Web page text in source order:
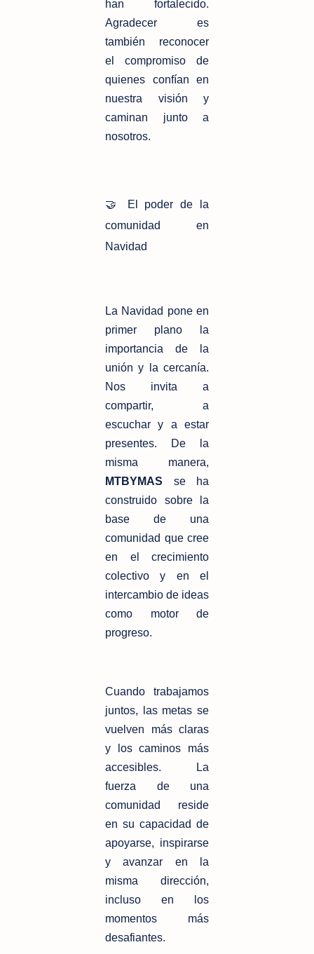
han fortalecido.
Agradecer es
también reconocer
el compromiso de
quienes confían en
nuestra visión y
caminan junto a
nosotros.
🤝 El poder de la
comunidad en
Navidad
La Navidad pone en
primer plano la
importancia de la
unión y la cercanía.
Nos invita a
compartir, a
escuchar y a estar
presentes. De la
misma manera,
MTBYMAS se ha
construido sobre la
base de una
comunidad que cree
en el crecimiento
colectivo y en el
intercambio de ideas
como motor de
progreso.
Cuando trabajamos
juntos, las metas se
vuelven más claras
y los caminos más
accesibles. La
fuerza de una
comunidad reside
en su capacidad de
apoyarse, inspirarse
y avanzar en la
misma dirección,
incluso en los
momentos más
desafiantes.